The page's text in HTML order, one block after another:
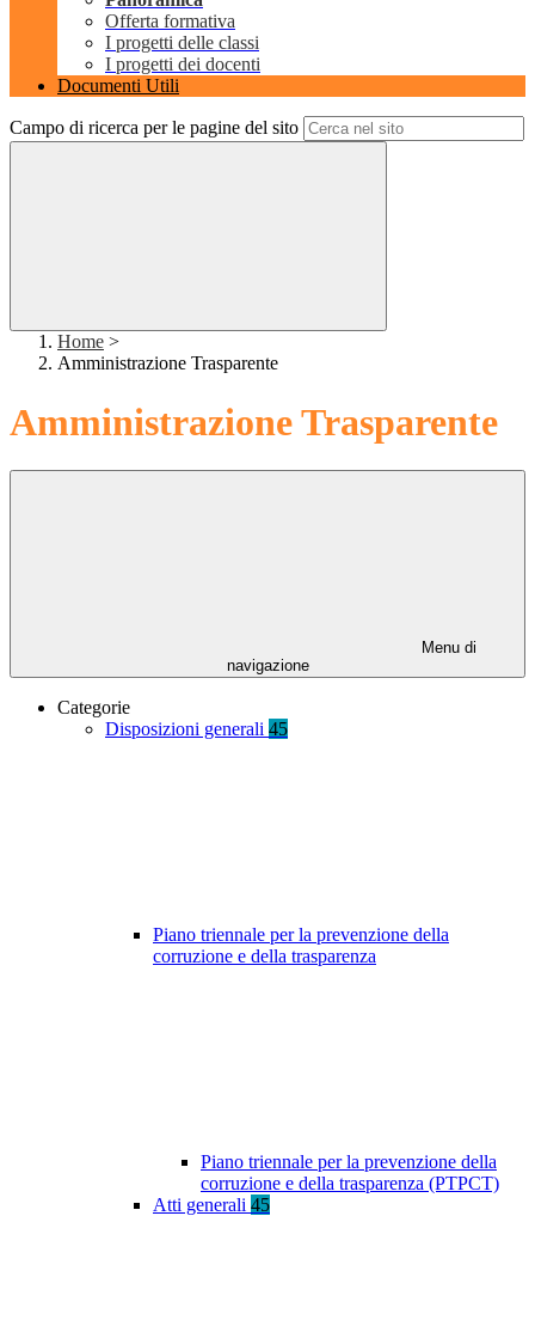
Offerta formativa
I progetti delle classi
I progetti dei docenti
Documenti Utili
Campo di ricerca per le pagine del sito
Home >
Amministrazione Trasparente
Amministrazione Trasparente
Menu di
navigazione
Categorie
Disposizioni generali 45
Piano triennale per la prevenzione della
corruzione e della trasparenza
Piano triennale per la prevenzione della
corruzione e della trasparenza (PTPCT)
Atti generali 45